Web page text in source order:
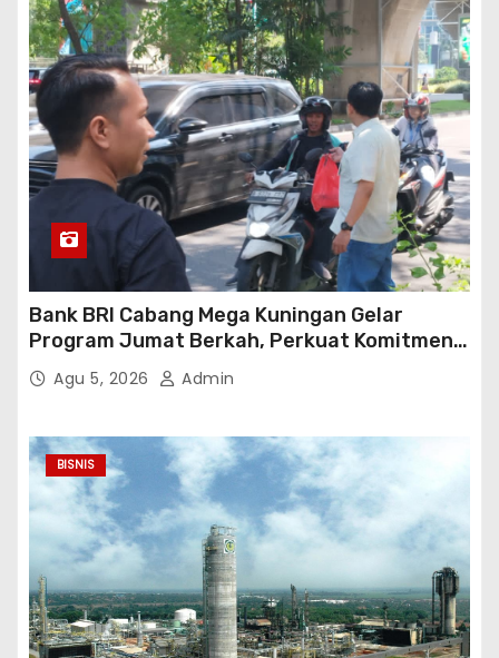
Bank BRI Cabang Mega Kuningan Gelar
Program Jumat Berkah, Perkuat Komitmen
untuk Saling Berbagai Kepada Masyarakat
Sekitar Kawasan Mega Kuningan
Agu 5, 2026 Admin
BISNIS